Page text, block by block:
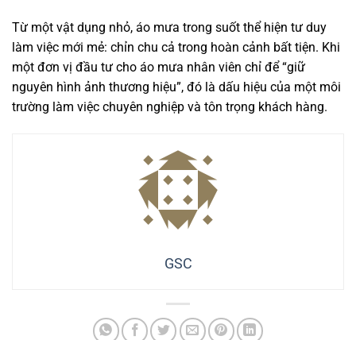
Từ một vật dụng nhỏ, áo mưa trong suốt thể hiện tư duy
làm việc mới mẻ: chỉn chu cả trong hoàn cảnh bất tiện. Khi
một đơn vị đầu tư cho áo mưa nhân viên chỉ để “giữ
nguyên hình ảnh thương hiệu”, đó là dấu hiệu của một môi
trường làm việc chuyên nghiệp và tôn trọng khách hàng.
GSC